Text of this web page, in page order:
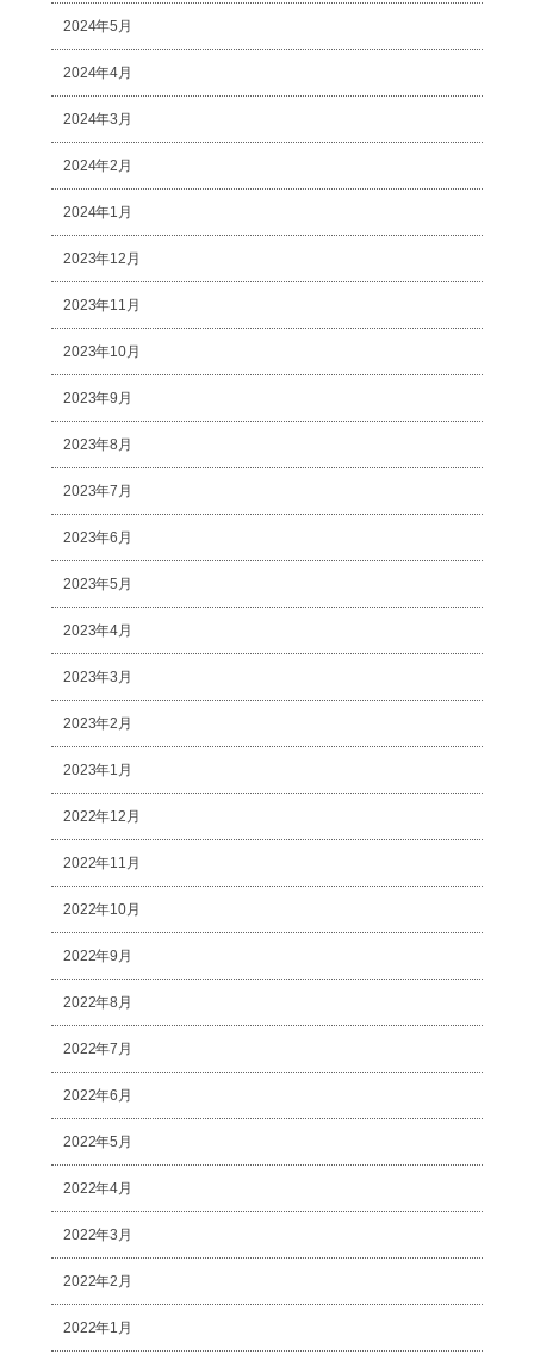
2024年5月
2024年4月
2024年3月
2024年2月
2024年1月
2023年12月
2023年11月
2023年10月
2023年9月
2023年8月
2023年7月
2023年6月
2023年5月
2023年4月
2023年3月
2023年2月
2023年1月
2022年12月
2022年11月
2022年10月
2022年9月
2022年8月
2022年7月
2022年6月
2022年5月
2022年4月
2022年3月
2022年2月
2022年1月